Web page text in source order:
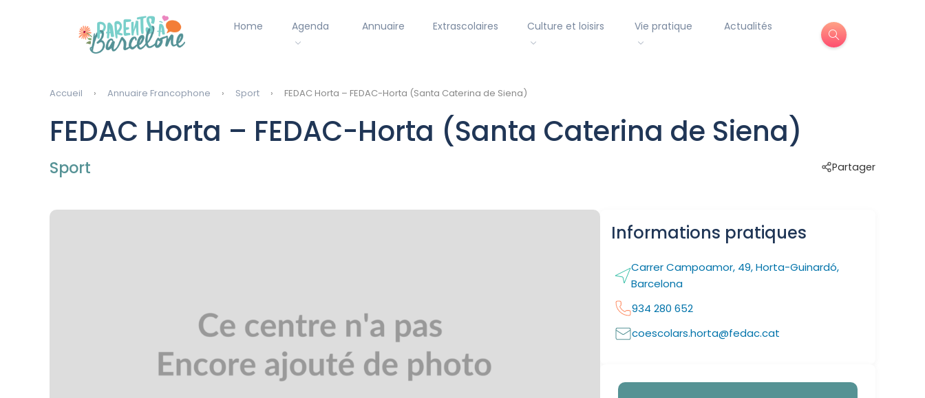
Home Agenda Annuaire Extrascolaires Culture et loisirs Vie pratique Actualités
Accueil Annuaire Francophone Sport FEDAC Horta – FEDAC-Horta (Santa Caterina de Siena)
FEDAC Horta – FEDAC-Horta (Santa Caterina de Siena)
Sport Partager
Informations pratiques
Carrer Campoamor, 49, Horta-Guinardó,
Barcelona
934 280 652
coescolars.horta@fedac.cat